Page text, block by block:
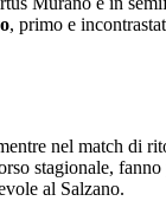
, primo e
nel match di
stagionale,
al Salzano.